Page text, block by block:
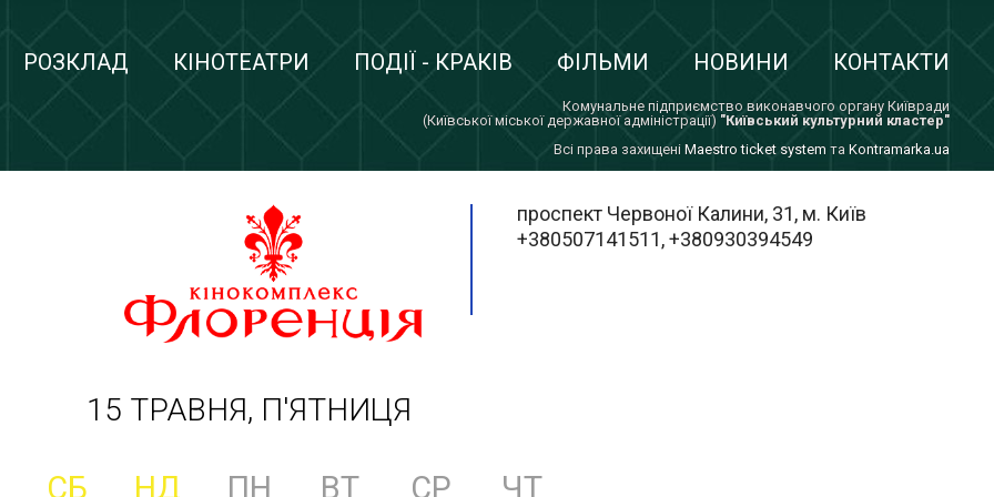
РОЗКЛАД КІНОТЕАТРИ ПОДІЇ - КРАКІВ ФІЛЬМИ НОВИНИ КОНТАКТИ
Комунальне підприємство виконавчого органу Київради
(Київської міської державної адміністрації) "Київський культурний кластер"
Всi права захищенi Maestro ticket system та Kontramarka.ua
проспект Червоної Калини, 31, м. Київ
+380507141511, +380930394549
15 ТРАВНЯ, П'ЯТНИЦЯ
СБ НД ПН ВТ СР ЧТ